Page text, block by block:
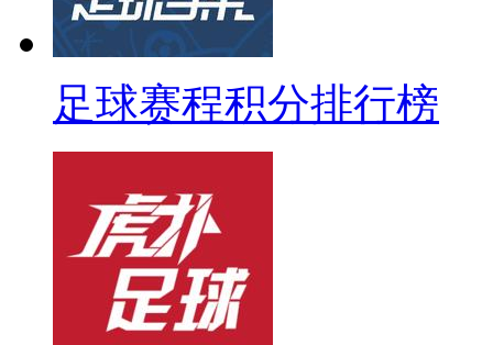
足球赛程积分排行榜